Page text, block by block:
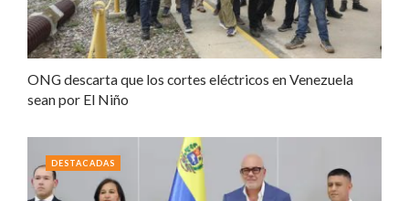
ONG descarta que los cortes eléctricos en Venezuela
sean por El Niño
DESTACADAS